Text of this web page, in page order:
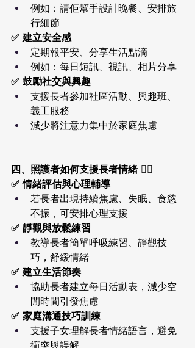
例如：請佢幫手設計晚餐、安排旅
行細節
✅ 建立安全感
定期報平安、分享生活點滴
例如：每日短訊、視訊、相片分享
✅ 鼓勵社交與興趣
支援長者參加社區活動、興趣班、
義工服務
減少將注意力集中於家庭焦慮
四、照護者如何支援長者情緒 🧑‍⚕️
✅ 情緒評估與心理輔導
若長者出現持續焦慮、失眠、食慾
不振，可安排心理支援
✅ 靜觀與放鬆練習
教導長者簡單呼吸練習、靜觀技
巧，舒緩情緒
✅ 建立生活節奏
協助長者建立每日活動表，減少空
閒時間引發焦慮
✅ 家庭溝通技巧訓練
支援子女理解長者情緒語言，避免
衝突與誤解